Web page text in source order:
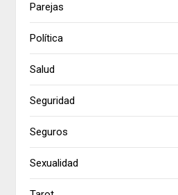
Parejas
Política
Salud
Seguridad
Seguros
Sexualidad